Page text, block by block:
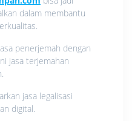
dalam membantu
penerjemah dengan
jasa terjemahan
jasa legalisasi
digital.